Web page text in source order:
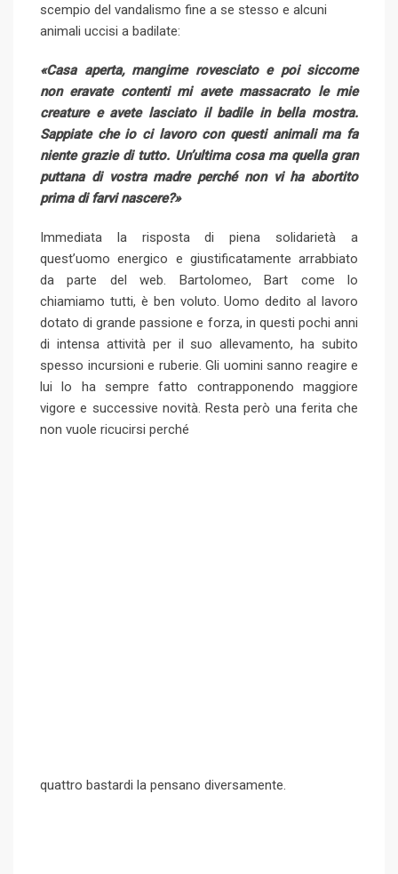
scempio del vandalismo fine a se stesso e alcuni
animali uccisi a badilate:
«Casa aperta, mangime rovesciato e poi siccome
non eravate contenti mi avete massacrato le mie
creature e avete lasciato il badile in bella mostra.
Sappiate che io ci lavoro con questi animali ma fa
niente grazie di tutto. Un’ultima cosa ma quella gran
puttana di vostra madre perché non vi ha abortito
prima di farvi nascere?»
Immediata la risposta di piena solidarietà a
quest’uomo energico e giustificatamente arrabbiato
da parte del web. Bartolomeo, Bart come lo
chiamiamo tutti, è ben voluto. Uomo dedito al lavoro
dotato di grande passione e forza, in questi pochi anni
di intensa attività per il suo allevamento, ha subito
spesso incursioni e ruberie. Gli uomini sanno reagire e
lui lo ha sempre fatto contrapponendo maggiore
vigore e successive novità. Resta però una ferita che
non vuole ricucirsi perché
quattro bastardi la pensano diversamente.